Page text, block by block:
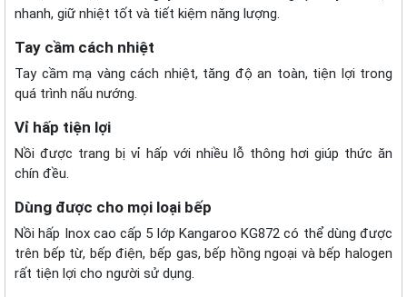
nhanh, giữ nhiệt tốt và tiết kiệm năng lượng.
Tay cầm cách nhiệt
Tay cầm mạ vàng cách nhiệt, tăng độ an toàn, tiện lợi trong
quá trình nấu nướng.
Vỉ hấp tiện lợi
Nồi được trang bị vỉ hấp với nhiều lỗ thông hơi giúp thức ăn
chín đều.
Dùng được cho mọi loại bếp
Nồi hấp Inox cao cấp 5 lớp Kangaroo KG872 có thể dùng được
trên bếp từ, bếp điện, bếp gas, bếp hồng ngoại và bếp halogen
rất tiện lợi cho người sử dụng.